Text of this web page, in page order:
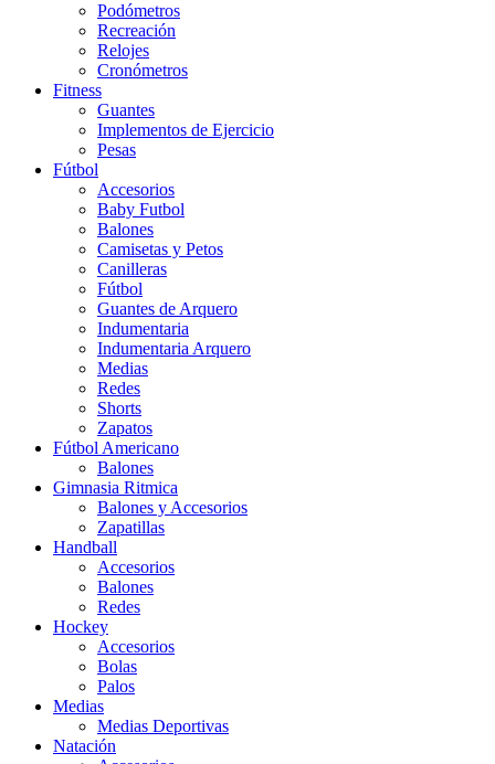
Podómetros
Recreación
Relojes
Cronómetros
Fitness
Guantes
Implementos de Ejercicio
Pesas
Fútbol
Accesorios
Baby Futbol
Balones
Camisetas y Petos
Canilleras
Fútbol
Guantes de Arquero
Indumentaria
Indumentaria Arquero
Medias
Redes
Shorts
Zapatos
Fútbol Americano
Balones
Gimnasia Ritmica
Balones y Accesorios
Zapatillas
Handball
Accesorios
Balones
Redes
Hockey
Accesorios
Bolas
Palos
Medias
Medias Deportivas
Natación